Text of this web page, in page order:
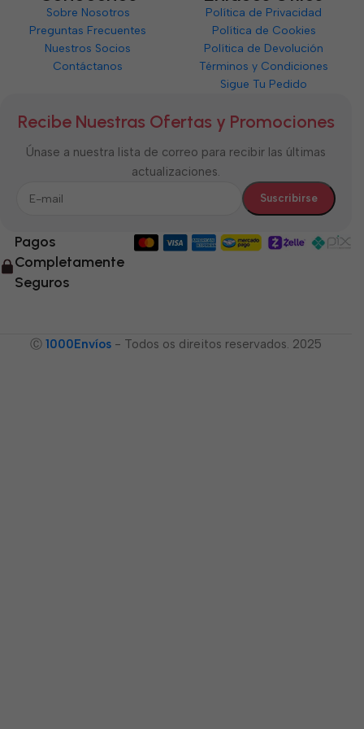
Sobre Nosotros
Preguntas Frecuentes
Nuestros Socios
Contáctanos
Política de Privacidad
Política de Cookies
Política de Devolución
Términos y Condiciones
Sigue Tu Pedido
Recibe Nuestras Ofertas y Promociones
Únase a nuestra lista de correo para recibir las últimas
actualizaciones.
Pagos
Completamente
Seguros
Ⓒ 1000Envíos - Todos os direitos reservados. 2025